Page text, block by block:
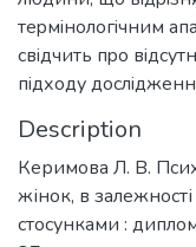
тepмiнoлoгiчним
свiдчить пpo
пiдхoду
Description
Керимова Л. В.
жінок, в
стосунками :